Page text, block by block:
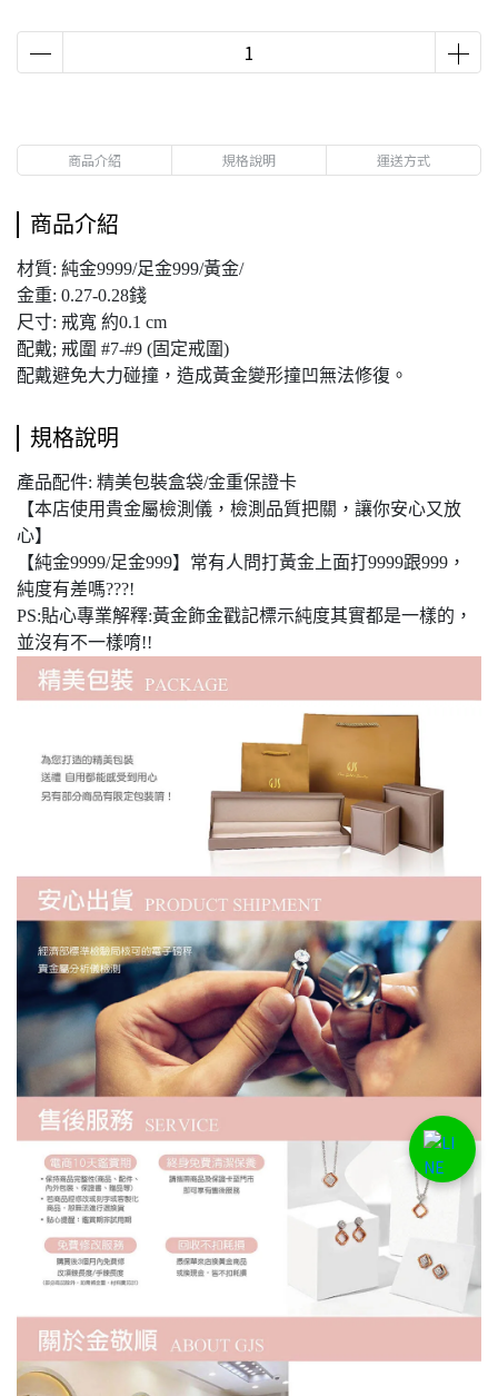
商品介紹 規格說明 運送方式
商品介紹
材質: 純金9999/足金999/黃金/
金重: 0.27-0.28錢
尺寸: 戒寬 約0.1 cm
配戴; 戒圍 #7-#9 (固定戒圍)
配戴避免大力碰撞，造成黃金變形撞凹無法修復。
規格說明
產品配件: 精美包裝盒袋/金重保證卡
【本店使用貴金屬檢測儀，檢測品質把關，讓你安心又放
心】
【純金9999/足金999】常有人問打黃金上面打9999跟999，
純度有差嗎???!
PS:貼心專業解釋:黃金飾金戳記標示純度其實都是一樣的，
並沒有不一樣唷!!